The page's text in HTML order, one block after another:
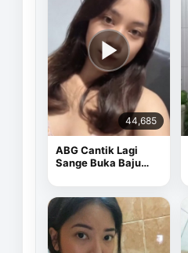
44,685
ABG Cantik Lagi
Sange Buka Baju